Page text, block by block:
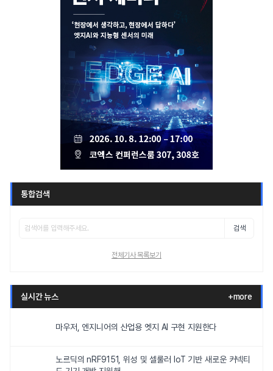
통합검색
검색
전체기사 목록보기
실시간 뉴스 +more
마우저, 엔지니어의 산업용 엣지 AI 구현 지원한다
노르딕의 nRF9151, 위성 및 셀룰러 IoT 기반 새로운 커넥티